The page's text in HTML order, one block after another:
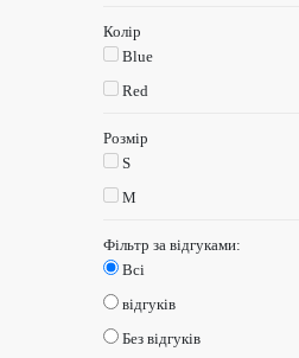
Колір
Blue
Red
Розмір
S
M
Фільтр за відгуками:
Всі
відгуків
Без відгуків